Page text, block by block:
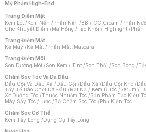
Mỹ Phẩm High-End
Trang Điểm Mặt
Kem Lót /Kem Nền /Phấn Nền /BB / CC Cream /Phấn
Che Khuyết Điểm /Má Hồng /Tạo Khối / Highlight /Phấn
Trang Điểm Mắt
Kẻ Mày /Kẻ Mắt /Phấn Mắt /Mascara
Trang Điểm Môi
Son Dưỡng Môi /Son Kem / Tint /Son Thỏi /Son Bóng /
Chăm Sóc Tóc Và Da Đầu
Dầu Gội Và Dầu Xả /Dầu Gội /Dầu Xả /Dầu Gội Khô /
Tẩy Tế Bào Chết Da Đầu /Mặt Nạ / Kem Ủ Tóc /Serum /
Xịt Dưỡng Tóc /Thuốc Nhuộm Tóc /Sản Phẩm Tạo Kiểu
Máy Sấy Tóc /Lược /Bộ Chăm Sóc Tóc /Phụ Kiện Tóc
Chăm Sóc Cơ Thể
Kem Tẩy Lông /Dụng Cụ Tẩy Lông